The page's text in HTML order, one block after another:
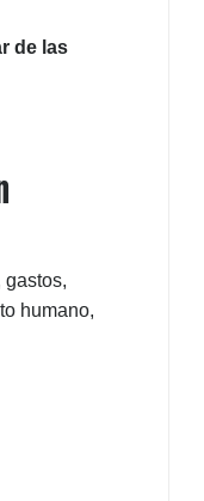
de las
gastos,
humano,